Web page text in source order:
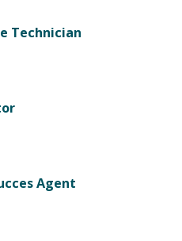
Technician
Agent